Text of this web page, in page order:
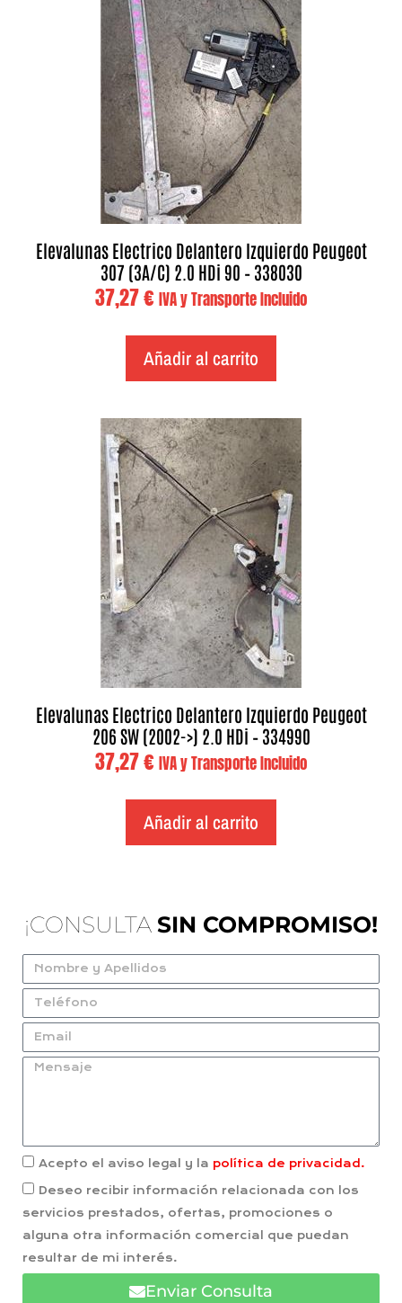
Elevalunas Electrico Delantero Izquierdo Peugeot
307 (3A/C) 2.0 HDi 90 – 338030
37,27€ IVA y Transporte Incluido
Añadir al carrito
Elevalunas Electrico Delantero Izquierdo Peugeot
206 SW (2002->) 2.0 HDi – 334990
37,27€ IVA y Transporte Incluido
Añadir al carrito
¡CONSULTA SIN COMPROMISO!
Acepto el aviso legal y la política de privacidad.
Deseo recibir información relacionada con los
servicios prestados, ofertas, promociones o
alguna otra información comercial que puedan
resultar de mi interés.
Enviar Consulta